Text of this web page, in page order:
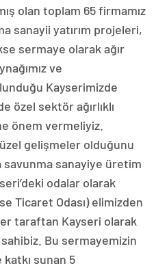
olan toplam 65 firmamız
sanayii yatırım projeleri,
sermaye olarak ağır
ve
Kayserimizde
özel sektör ağırlıklı
önem vermeliyiz.
gelişmeler olduğunu
savunma sanayiye üretim
odalar olarak
Ticaret Odası) elimizden
taraftan Kayseri olarak
Bu sermayemizin
sunan 5